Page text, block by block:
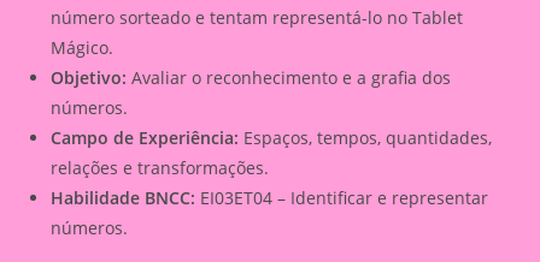
número sorteado e tentam representá-lo no Tablet
Mágico.
Objetivo: Avaliar o reconhecimento e a grafia dos
números.
Campo de Experiência: Espaços, tempos, quantidades,
relações e transformações.
Habilidade BNCC: EI03ET04 – Identificar e representar
números.